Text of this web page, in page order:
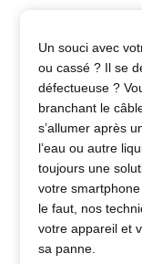
Un souci avec
ou cassé ? Il se
défectueuse ?
branchant le
s’allumer après
l’eau ou autre
toujours une
votre smartphone
le faut, nos
votre appareil et
sa panne.